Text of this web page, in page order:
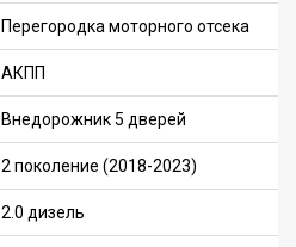
Перегородка моторного отсека
АКПП
Внедорожник 5 дверей
2 поколение (2018-2023)
2.0 дизель